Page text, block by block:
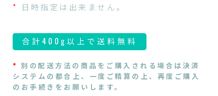
* 日時指定は出来ません。
* 別の配送方法の商品をご購入される場合は決済
システムの都合上、一度ご精算の上、再度ご購入
のお手続きをお願いします。